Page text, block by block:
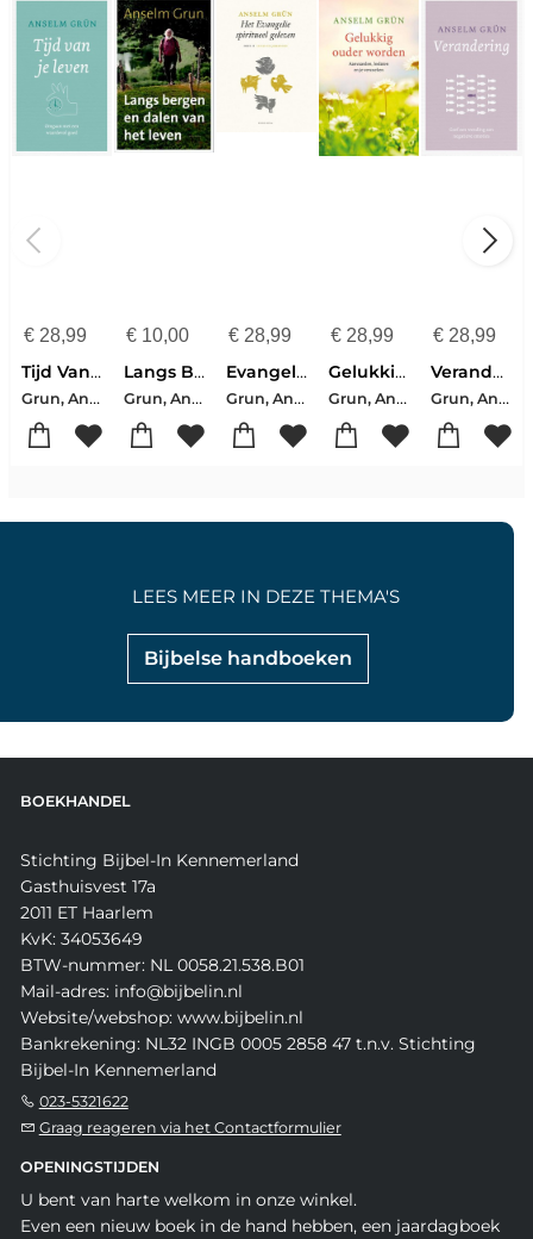
€28,99
Tijd Van Je Leven
Grun, Anselm
€10,00
Langs Bergen En Dalen Van Het Leven
Grun, Anselm
€ 28,99
Evangelie Spiritueel Gelezen / 2 Luc
Grun, Anselm
€ 28,99
Gelukkig Ouder Worden
Grun, Anselm
€ 28,99
Verandering
Grun, Anselm
Bijbelse handboeken
LEES MEER IN DEZE THEMA'S
BOEKHANDEL
Stichting Bijbel-In Kennemerland
Gasthuisvest 17a
2011 ET Haarlem
KvK: 34053649
BTW-nummer: NL 0058.21.538.B01
Mail-adres: info@bijbelin.nl
Website/webshop: www.bijbelin.nl
Bankrekening: NL32 INGB 0005 2858 47 t.n.v. Stichting
Bijbel-In Kennemerland
023-5321622
Graag reageren via het Contactformulier
OPENINGSTIJDEN
U bent van harte welkom in onze winkel.
Even een nieuw boek in de hand hebben, een jaardagboek